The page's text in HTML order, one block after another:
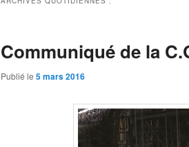
Communiqué de la
Publié le 5 mars 2016